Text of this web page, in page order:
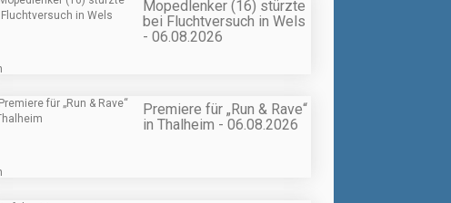
Mopedlenker (16) stürzte
bei Fluchtversuch in Wels
- 06.08.2026
Premiere für „Run & Rave“
in Thalheim - 06.08.2026